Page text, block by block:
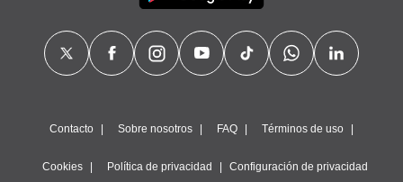
Contacto Sobre nosotros FAQ Términos de uso
Cookies Política de privacidad Configuración de privacidad